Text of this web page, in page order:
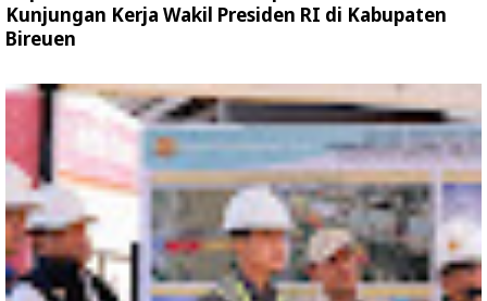
Kunjungan Kerja Wakil Presiden RI di Kabupaten
Bireuen